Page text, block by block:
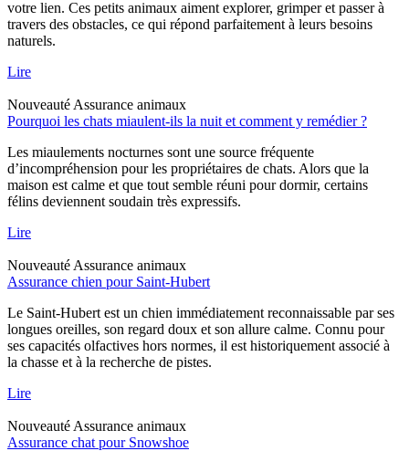
votre lien. Ces petits animaux aiment explorer, grimper et passer à
travers des obstacles, ce qui répond parfaitement à leurs besoins
naturels.
Lire
Nouveauté Assurance animaux
Pourquoi les chats miaulent-ils la nuit et comment y remédier ?
Les miaulements nocturnes sont une source fréquente
d’incompréhension pour les propriétaires de chats. Alors que la
maison est calme et que tout semble réuni pour dormir, certains
félins deviennent soudain très expressifs.
Lire
Nouveauté Assurance animaux
Assurance chien pour Saint-Hubert
Le Saint-Hubert est un chien immédiatement reconnaissable par ses
longues oreilles, son regard doux et son allure calme. Connu pour
ses capacités olfactives hors normes, il est historiquement associé à
la chasse et à la recherche de pistes.
Lire
Nouveauté Assurance animaux
Assurance chat pour Snowshoe